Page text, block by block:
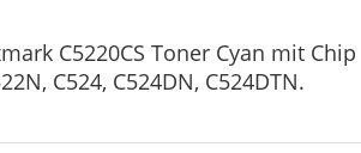
C5220CS Toner Cyan mit Chip
C524, C524DN, C524DTN.